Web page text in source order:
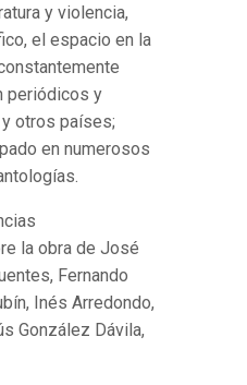
y violencia,
el espacio en la
periódicos y
otros países;
en numerosos
la obra de José
Fernando
Inés Arredondo,
González Dávila,